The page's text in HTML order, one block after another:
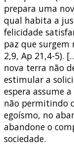
prepara uma
qual habita a
felicidade
paz que surgem
2,9, Ap 21,4-5).
nova terra não
estimular a
espera assume
não permitindo
egoísmo, no
abandone o
sociedade.